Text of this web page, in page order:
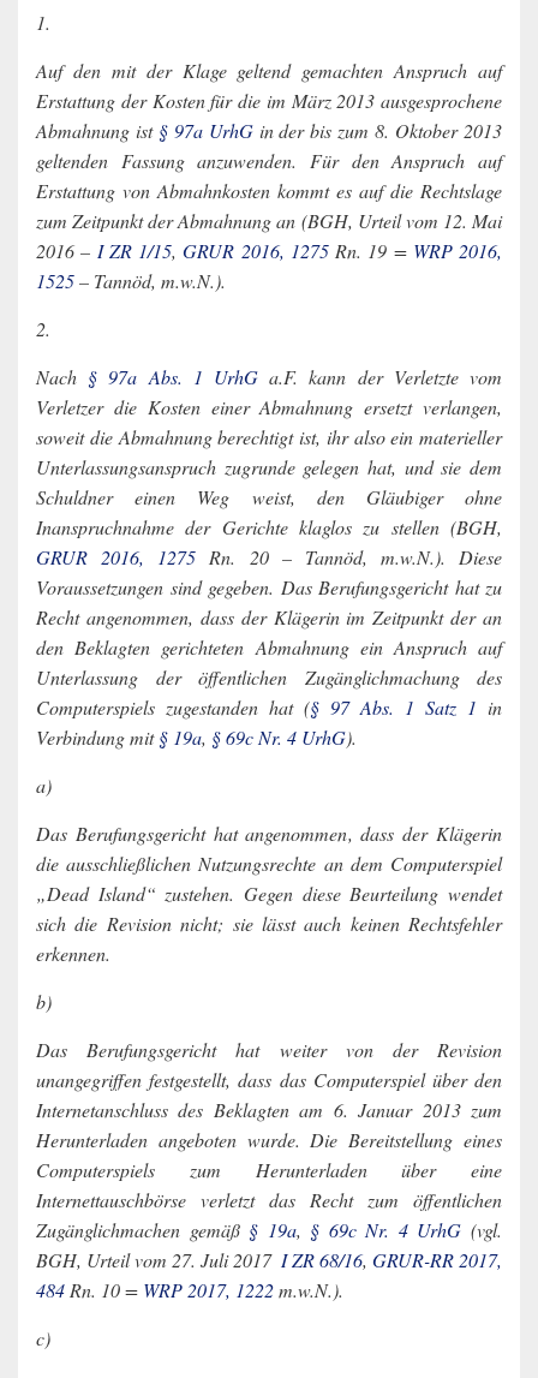
1.
Auf den mit der Klage geltend gemachten Anspruch auf
Erstattung der Kosten für die im März 2013 ausgesprochene
Abmahnung ist § 97a UrhGin der bis zum 8. Oktober 2013
geltenden Fassung anzuwenden. Für den Anspruch auf
Erstattung von Abmahnkosten kommt es auf die Rechtslage
zum Zeitpunkt der Abmahnung an (BGH, Urteil vom 12. Mai
2016 – I ZR 1/15,GRUR 2016, 1275Rn. 19 = WRP 2016,
1525– Tannöd, m.w.N.).
2.
Nach § 97a Abs. 1 UrhG a.F. kann der Verletzte vom
Verletzer die Kosten einer Abmahnung ersetzt verlangen,
soweit die Abmahnung berechtigt ist, ihr also ein materieller
Unterlassungsanspruch zugrunde gelegen hat, und sie dem
Schuldner einen Weg weist, den Gläubiger ohne
Inanspruchnahme der Gerichte klaglos zu stellen (BGH,
GRUR 2016, 1275 Rn. 20 – Tannöd, m.w.N.). Diese
Voraussetzungen sind gegeben. Das Berufungsgericht hat zu
Recht angenommen, dass der Klägerin im Zeitpunkt der an
den Beklagten gerichteten Abmahnung ein Anspruch auf
Unterlassung der öffentlichen Zugänglichmachung des
Computerspiels zugestanden hat (§ 97 Abs. 1 Satz 1 in
Verbindung mit§ 19a, § 69c Nr. 4 UrhG).
a)
Das Berufungsgericht hat angenommen, dass der Klägerin
die ausschließlichen Nutzungsrechte an dem Computerspiel
„Dead Island“ zustehen. Gegen diese Beurteilung wendet
sich die Revision nicht; sie lässt auch keinen Rechtsfehler
erkennen.
b)
Das Berufungsgericht hat weiter von der Revision
unangegriffen festgestellt, dass das Computerspiel über den
Internetanschluss des Beklagten am 6. Januar 2013 zum
Herunterladen angeboten wurde. Die Bereitstellung eines
Computerspiels zum Herunterladen über eine
Internettauschbörse verletzt das Recht zum öffentlichen
Zugänglichmachen gemäß § 19a, § 69c Nr. 4 UrhG (vgl.
BGH, Urteil vom 27. Juli 2017 ­ I ZR 68/16, GRUR-RR 2017,
484 Rn. 10 = WRP 2017, 1222m.w.N.).
c)